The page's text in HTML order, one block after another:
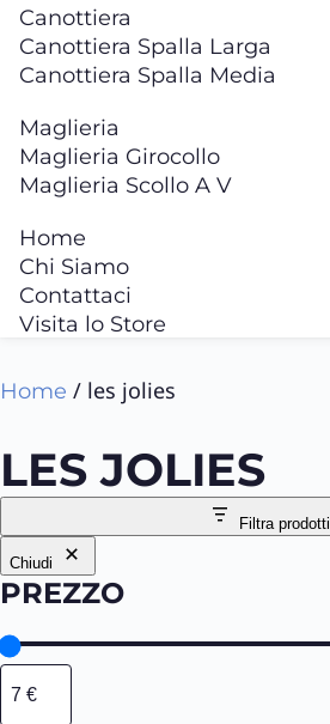
Canottiera
Canottiera Spalla Larga
Canottiera Spalla Media
Maglieria
Maglieria Girocollo
Maglieria Scollo A V
Home
Chi Siamo
Contattaci
Visita lo Store
Home / les jolies
LES JOLIES
Filtra prodotti
Chiudi
PREZZO